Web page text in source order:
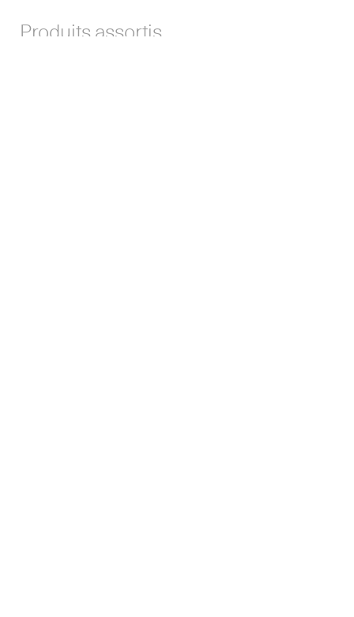
Produits assortis